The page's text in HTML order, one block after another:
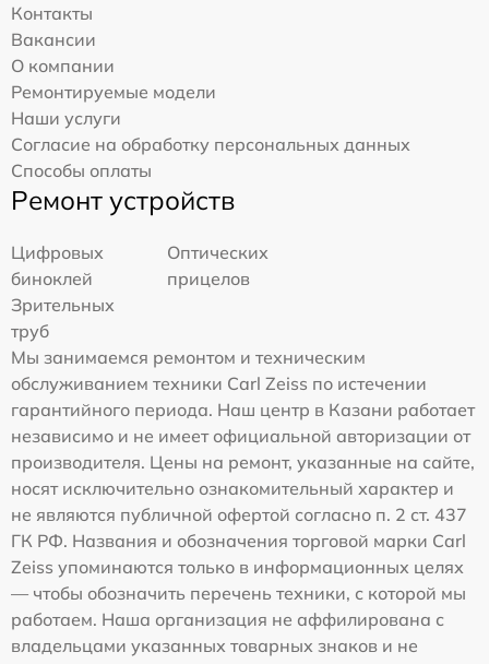
Контакты
Вакансии
О компании
Ремонтируемые модели
Наши услуги
Согласие на обработку персональных данных
Способы оплаты
Ремонт устройств
Цифровых
биноклей
Оптических
прицелов
Зрительных
труб
Мы занимаемся ремонтом и техническим
обслуживанием техники Carl Zeiss по истечении
гарантийного периода. Наш центр в Казани работает
независимо и не имеет официальной авторизации от
производителя. Цены на ремонт, указанные на сайте,
носят исключительно ознакомительный характер и
не являются публичной офертой согласно п. 2 ст. 437
ГК РФ. Названия и обозначения торговой марки Carl
Zeiss упоминаются только в информационных целях
— чтобы обозначить перечень техники, с которой мы
работаем. Наша организация не аффилирована с
владельцами указанных товарных знаков и не